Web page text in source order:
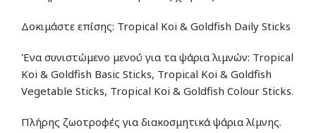
Δοκιμάστε επίσης: Tropical Koi & Goldfish Daily Sticks
Ένα συνιστώμενο μενού για τα ψάρια λιμνών: Tropical
Koi & Goldfish Basic Sticks, Tropical Koi & Goldfish
Vegetable Sticks, Tropical Koi & Goldfish Colour Sticks.
Πλήρης ζωοτροφές για διακοσμητικά ψάρια λίμνης.